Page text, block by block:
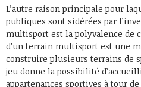
L’autre raison principale pour
publiques sont sidérées par
multisport est la polyvalence de
d’un terrain multisport est une
construire plusieurs terrains de
jeu donne la possibilité
appartenances sportives à tour